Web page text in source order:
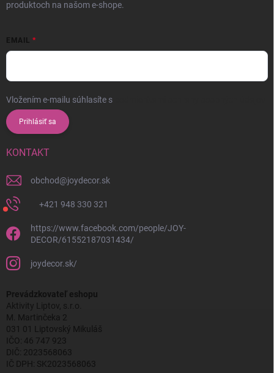
produktoch na našom e-shope.
EMAIL
Vložením e-mailu súhlasíte s
Prihlásiť sa
KONTAKT
obchod@joydecor.sk
+421 948 330 321
https://www.facebook.com/people/JOY-
DECOR/61552187031434/
joydecor.sk/
Prevádzkovateľ eshopu
Aktivity Liptov, s.r.o.
M. Martinčeka 2
031 01 Liptovský Mikuláš
IČO: 46 747 923
DIČ: 2023568063
IČ DPH: SK2023568063